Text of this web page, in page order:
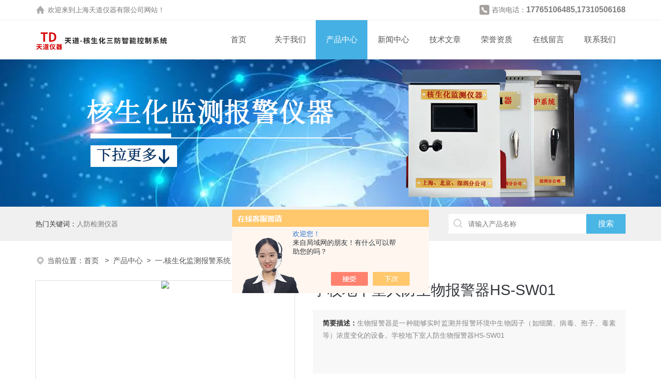
欢迎您！
来自局域网的朋友！有什么可以帮
助您的吗？
欢迎来到 上海天道仪器有限公司 网站！ 咨询电话： 17765106485,17310506168
首页 关于我们 产品中心 新闻中心 技术文章 荣誉资质 在线留言 联系我们
热门关键词： 人防检测仪器
当前位置： 首页 > 产品中心 > 一.核生化监测报警系统 6.生物报警器
学校地下室人防生物报警器HS-SW01
简要描述： 生物报警器是一种能够实时监测并报警环境中生物因子（如细菌、病毒、孢子、毒素
等）浓度变化的设备。学校地下室人防生物报警器HS-SW01